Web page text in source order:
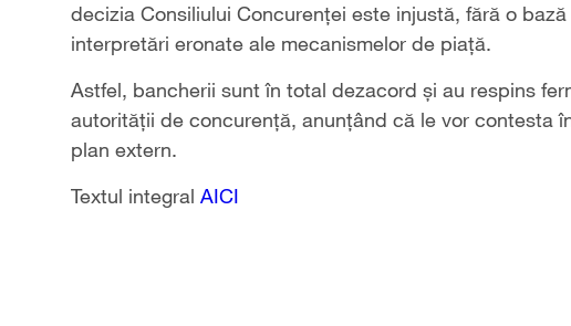
decizia Consiliului Concurenţei este injustă, fără o
interpretări eronate ale mecanismelor de piaţă.
Astfel, bancherii sunt în total dezacord şi au respins
autorităţii de concurenţă, anunţând că le vor contesta
plan extern.
Textul integral AICI